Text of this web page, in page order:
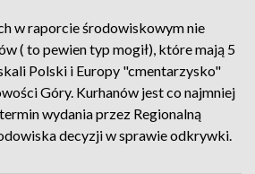
w raporcie środowiskowym nie
( to pewien typ mogił), które mają 5
Polski i Europy "cmentarzysko"
Góry. Kurhanów jest co najmniej
wydania przez Regionalną
decyzji w sprawie odkrywki.